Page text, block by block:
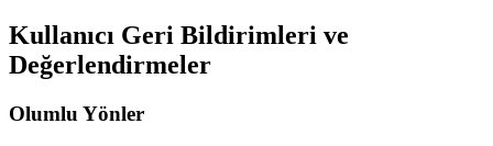
Kullanıcı Geri Bildirimleri ve
Değerlendirmeler
Olumlu Yönler